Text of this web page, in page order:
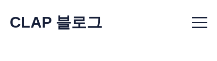
CLAP 블로그 Menu